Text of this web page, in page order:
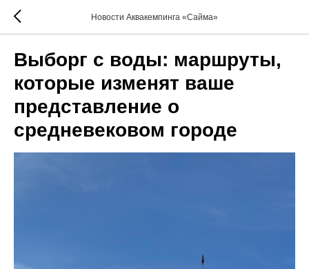
Новости Аквакемпинга «Сайма»
Выборг с воды: маршруты,
которые изменят ваше
представление о
средневековом городе